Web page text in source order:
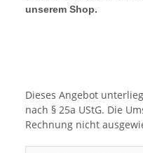
unserem Shop.
Dieses Angebot
nach § 25a UStG. Die
Rechnung nicht